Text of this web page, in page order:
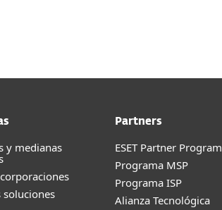
y medianas
soluciones
Partners
ESET Partner Program
Programa MSP
Programa ISP
Alianza Tecnológica